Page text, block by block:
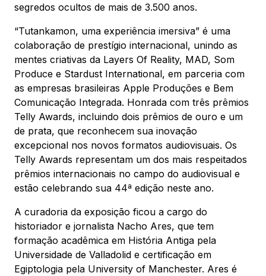
segredos ocultos de mais de 3.500 anos.
“Tutankamon, uma experiência imersiva” é uma
colaboração de prestígio internacional, unindo as
mentes criativas da Layers Of Reality, MAD, Som
Produce e Stardust International, em parceria com
as empresas brasileiras Apple Produções e Bem
Comunicação Integrada. Honrada com três prêmios
Telly Awards, incluindo dois prêmios de ouro e um
de prata, que reconhecem sua inovação
excepcional nos novos formatos audiovisuais. Os
Telly Awards representam um dos mais respeitados
prêmios internacionais no campo do audiovisual e
estão celebrando sua 44ª edição neste ano.
A curadoria da exposição ficou a cargo do
historiador e jornalista Nacho Ares, que tem
formação acadêmica em História Antiga pela
Universidade de Valladolid e certificação em
Egiptologia pela University of Manchester. Ares é